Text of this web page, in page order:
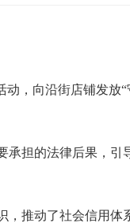
，向沿街店铺发放
担的法律后果，引
动了社会信用体